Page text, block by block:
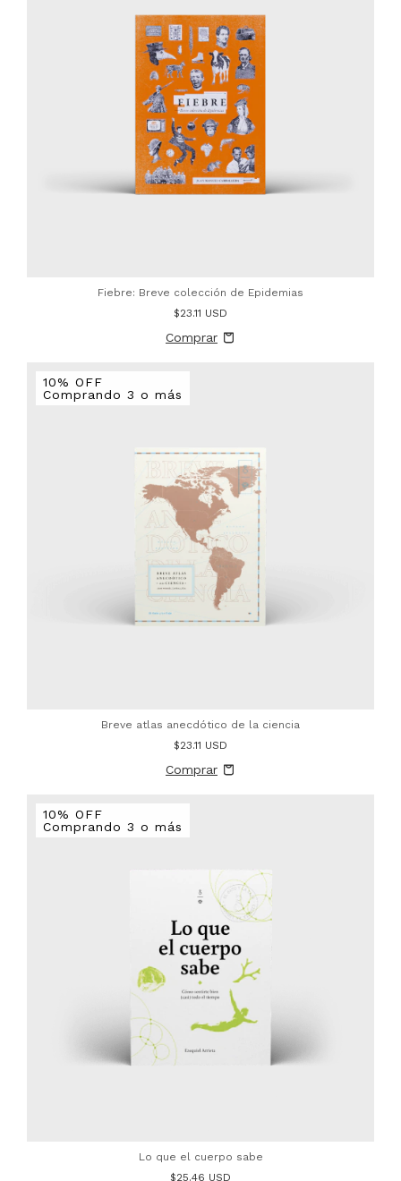
Fiebre: Breve colección de Epidemias
$23.11 USD
10% OFF
Comprando 3 o más
Breve atlas anecdótico de la ciencia
$23.11 USD
10% OFF
Comprando 3 o más
Lo que el cuerpo sabe
$25.46 USD